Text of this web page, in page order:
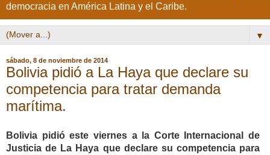
democracia en América Latina y el Caribe.
▼
sábado, 8 de noviembre de 2014
Bolivia pidió a La Haya que declare su
competencia para tratar demanda
marítima.
Bolivia pidió este viernes a la Corte Internacional de
Justicia de La Haya que declare su competencia para